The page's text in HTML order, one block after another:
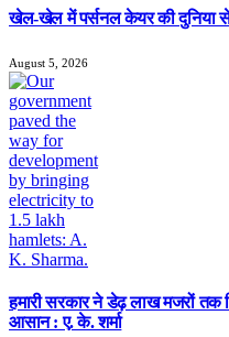
खेल-खेल में पर्सनल केयर की दुनिया
August 5, 2026
हमारी सरकार ने डेढ़ लाख मजरों तक
आसान : ए. के. शर्मा